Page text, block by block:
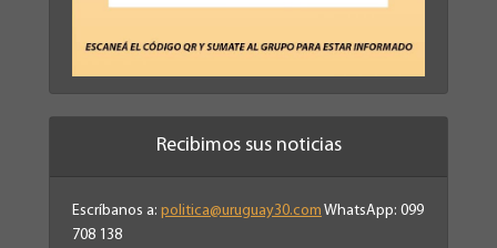
Recibimos sus noticias
Escríbanos a: politica@uruguay30.com WhatsApp: 099
708 138